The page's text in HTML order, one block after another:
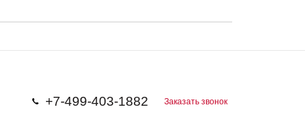
+7-499-403-1882 Заказать звонок